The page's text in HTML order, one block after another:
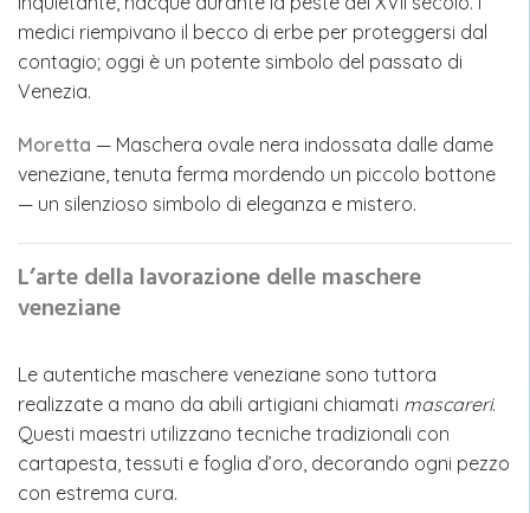
medici riempivano il becco di erbe per proteggersi dal
contagio; oggi è un potente simbolo del passato di
Venezia.
Moretta — Maschera ovale nera indossata dalle dame
veneziane, tenuta ferma mordendo un piccolo bottone
— un silenzioso simbolo di eleganza e mistero.
L’arte della lavorazione delle maschere
veneziane
Le autentiche maschere veneziane sono tuttora
realizzate a mano da abili artigiani chiamati mascareri.
Questi maestri utilizzano tecniche tradizionali con
cartapesta, tessuti e foglia d’oro, decorando ogni pezzo
con estrema cura.